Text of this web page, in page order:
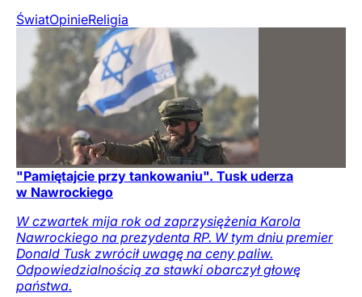
ŚwiatOpinieReligia
"Pamiętajcie przy tankowaniu". Tusk uderza
w Nawrockiego
W czwartek mija rok od zaprzysiężenia Karola
Nawrockiego na prezydenta RP. W tym dniu premier
Donald Tusk zwrócił uwagę na ceny paliw.
Odpowiedzialnością za stawki obarczył głowę
państwa.